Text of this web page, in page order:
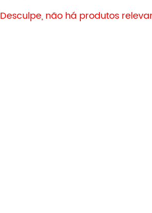
Desculpe, não há produtos